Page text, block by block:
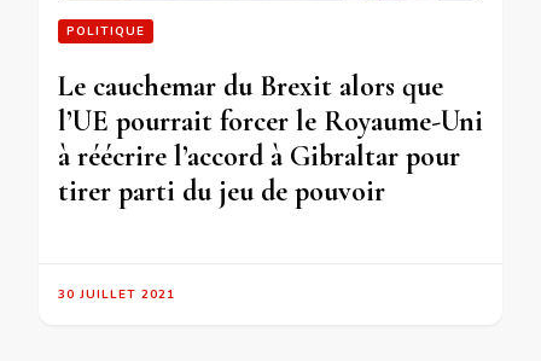
POLITIQUE
Le cauchemar du Brexit alors que
l’UE pourrait forcer le Royaume-Uni
à réécrire l’accord à Gibraltar pour
tirer parti du jeu de pouvoir
30 JUILLET 2021